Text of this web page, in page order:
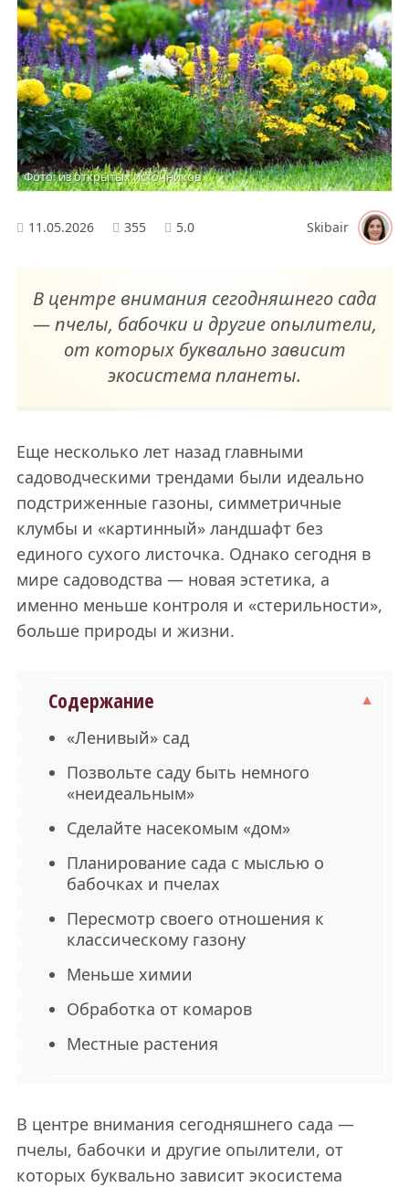
Фото: из открытых источников
11.05.2026 355 5.0 Skibair
В центре внимания сегодняшнего сада
— пчелы, бабочки и другие опылители,
от которых буквально зависит
экосистема планеты.
Еще несколько лет назад главными
садоводческими трендами были идеально
подстриженные газоны, симметричные
клумбы и «картинный» ландшафт без
единого сухого листочка. Однако сегодня в
мире садоводства — новая эстетика, а
именно меньше контроля и «стерильности»,
больше природы и жизни.
Содержание
«Ленивый» сад
Позвольте саду быть немного
«неидеальным»
Сделайте насекомым «дом»
Планирование сада с мыслью о
бабочках и пчелах
Пересмотр своего отношения к
классическому газону
Меньше химии
Обработка от комаров
Местные растения
В центре внимания сегодняшнего сада —
пчелы, бабочки и другие опылители, от
которых буквально зависит экосистема